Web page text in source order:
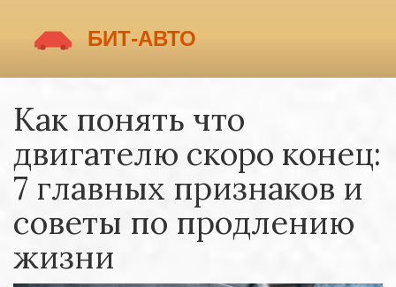
Как понять что
двигателю скоро конец:
7 главных признаков и
советы по продлению
жизни